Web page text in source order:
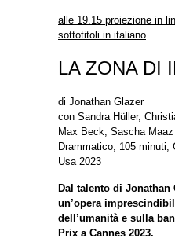
alle 19.15 proiezione in
sottotitoli in italiano
LA ZONA DI
di Jonathan Glazer
con Sandra Hüller,
Max Beck, Sascha Maaz
Drammatico, 105 minuti,
Usa 2023
Dal talento di Jonathan
un’opera
dell’umanità e sulla
Prix a Cannes 2023.